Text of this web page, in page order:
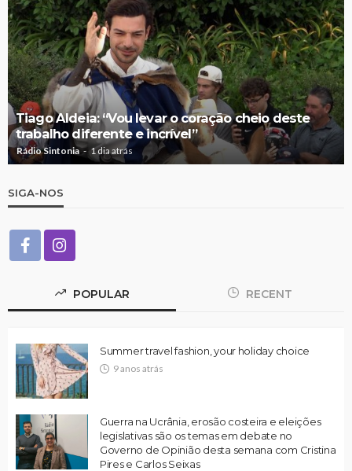
Tiago Aldeia: “Vou levar o coração cheio deste
trabalho diferente e incrível”
Rádio Sintonia 1 dia atrás
SIGA-NOS
POPULAR RECENT
Summer travel fashion, your holiday choice
9 anos atrás
Guerra na Ucrânia, erosão costeira e eleições
legislativas são os temas em debate no
Governo de Opinião desta semana com Cristina
Pires e Carlos Seixas